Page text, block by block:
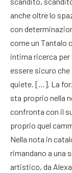
anche oltre lo
con
come un Tantalo
intima ricerca
essere sicuro
quiete. […]. La
sta proprio nella
confronta con il
proprio quel
Nella nota in
rimandano a una
artistico, da